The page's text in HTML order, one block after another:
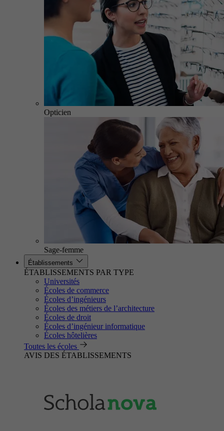
Opticien
Sage-femme
Établissements
ÉTABLISSEMENTS PAR TYPE
Universités
Écoles de commerce
Écoles d’ingénieurs
Écoles des métiers de l’architecture
Écoles de droit
Écoles d’ingénieur informatique
Écoles hôtelières
Toutes les écoles
AVIS DES ÉTABLISSEMENTS